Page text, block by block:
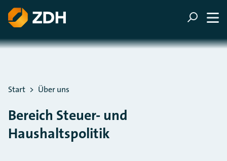
ZUM HAUPTINHALT SPRINGEN
ZUR SUCHE SPRINGEN
Sie befinden sich hier:
Start Über uns
Bereich Steuer- und
Haushaltspolitik